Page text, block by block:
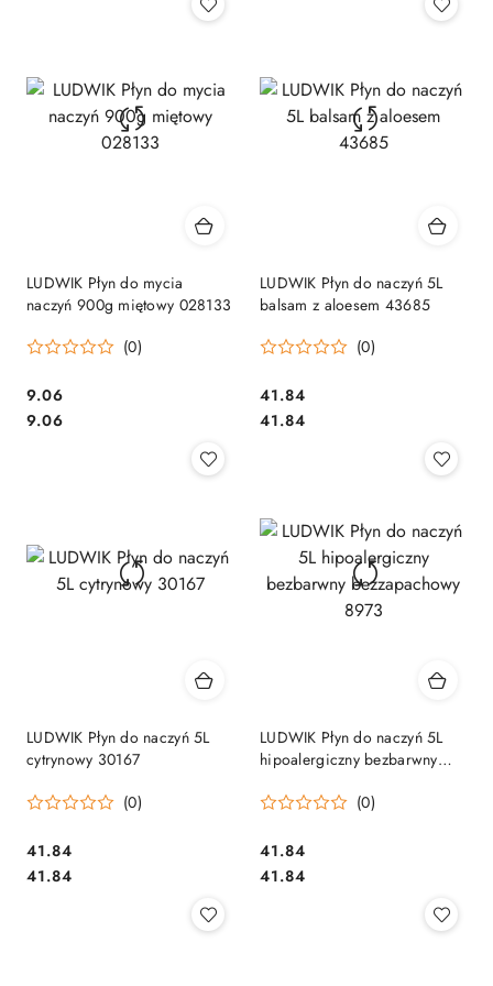
LUDWIK Płyn do mycia
naczyń 900g miętowy 028133
(0)
Cena:
9.06
Cena:
9.06
LUDWIK Płyn do naczyń 5L
balsam z aloesem 43685
(0)
Cena:
41.84
Cena:
41.84
LUDWIK Płyn do naczyń 5L
cytrynowy 30167
(0)
Cena:
41.84
Cena:
41.84
LUDWIK Płyn do naczyń 5L
hipoalergiczny bezbarwny
(0)
Cena:
41.84
Cena:
41.84